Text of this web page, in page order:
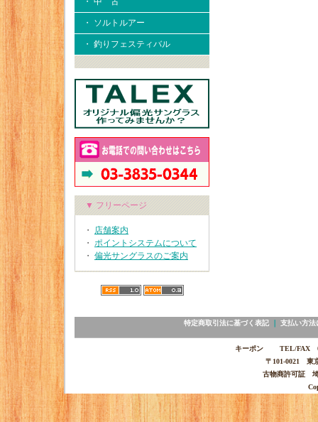
・ ソルトルアー
・ 釣りフェスティバル
▼ フリーページ
・ 店舗案内
・ ポイントシステムについて
・ 偏光サングラスのご案内
特定商取引法に基づく表記｜ 支払い方法
キーポン TEL/FAX
〒101-0021 東
古物商許可証